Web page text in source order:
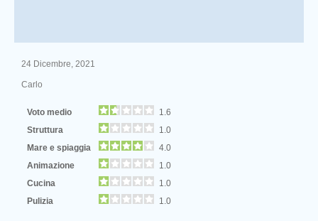
24 Dicembre, 2021
Carlo
Voto medio
1.6
Struttura
1.0
Mare e spiaggia
4.0
Animazione
1.0
Cucina
1.0
Pulizia
1.0